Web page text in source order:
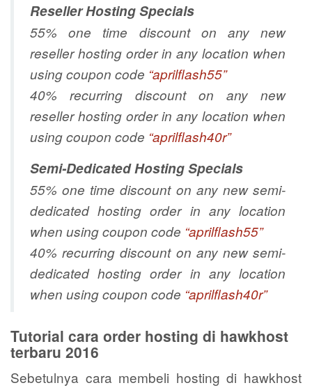
Reseller Hosting Specials
55% one time discount on any new
reseller hosting order in any location when
using coupon code “aprilflash55”
40% recurring discount on any new
reseller hosting order in any location when
using coupon code “aprilflash40r”
Semi-Dedicated Hosting Specials
55% one time discount on any new semi-
dedicated hosting order in any location
when using coupon code “aprilflash55”
40% recurring discount on any new semi-
dedicated hosting order in any location
when using coupon code “aprilflash40r”
Tutorial cara order hosting di hawkhost
terbaru 2016
Sebetulnya cara membeli hosting di hawkhost